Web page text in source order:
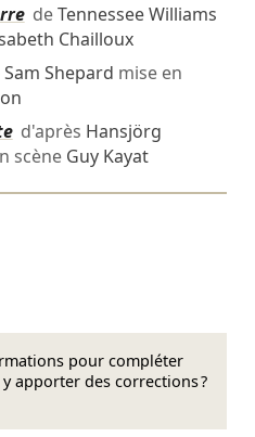
deTennessee Williams
Chailloux
Sam Shepard mise en
d'après Hansjörg
scène Guy Kayat
pour compléter
apporter des corrections ?